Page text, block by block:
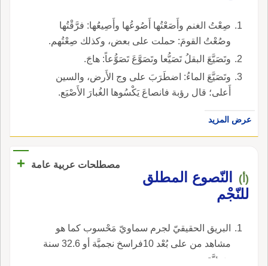
صِعْتُ الغنم وأَصَعْتُها أَصُوعُها وأَصِيعُها: فرَّقْتُها
وصُعْتُ القومَ: حملت على بعض، وكذلك صِعْتُهم.
وتَصَيَّعَ البقلُ تَصَيُّعا وتَصَوَّعَ تَصَوُّعاً: هاجَ.
وتَصَيَّعَ الماءُ: اضطَرَبَ على وج الأَرض، والسين
أَعلى؛ قال رؤبة فانصاعَ يَكْسُوها الغُبارَ الأَصْيَع.
عرض المزيد
مصطلحات عربية عامة +
(أ)
النّصوع المطلق
للنّجْم
البريق الحقيقيّ لجرم سماويّ مَحْسوب كما هو
مشاهد من على بُعْد 10فراسخ نجميَّة أو 32.6 سنة
ضوئيَّة.